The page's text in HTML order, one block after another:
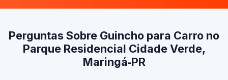
Perguntas Sobre Guincho para Carro no
Parque Residencial Cidade Verde,
Maringá‑PR